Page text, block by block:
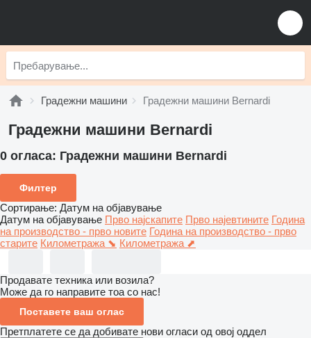
Градежни машини Градежни машини Bernardi
Градежни машини Bernardi
0 огласа: Градежни машини Bernardi
Филтер
Сортирање: Датум на објавување
Датум на објавување Прво најскапите Прво најевтините Година
на производство - прво новите Година на производство - прво
старите Километража ⬊ Километража ⬈
Продавате техника или возила?
Може да го направите тоа со нас!
Поставете ваш оглас
Претплатете се да добивате нови огласи од овој оддел